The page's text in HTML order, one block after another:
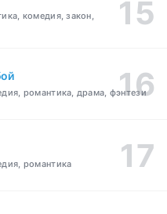
комедия, закон,
романтика, драма, фэнтези
романтика